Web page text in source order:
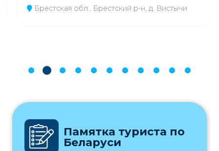
Брестская обл., Брестский р-н, д. Вистычи
Памятка туриста по
Беларуси